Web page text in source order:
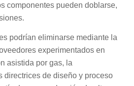
componentes pueden doblarse,
podrían eliminarse mediante la
experimentados en
asistida por gas, la
directrices de diseño y proceso